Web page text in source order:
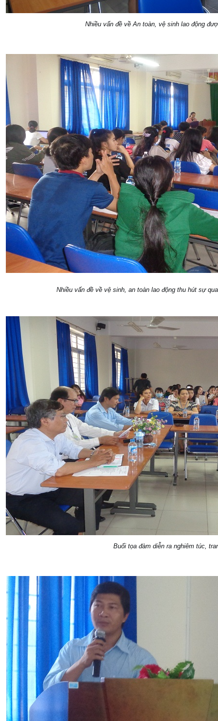
Nhiều vấn đề về An toàn, vệ sinh lao động
Nhiều vấn đề về vệ sinh, an toàn lao động thu hút sự
Buổi tọa đàm diễn ra nghiêm túc,